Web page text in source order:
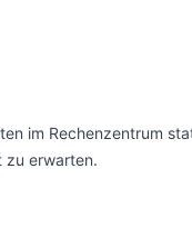
im Rechenzentrum
zu erwarten.